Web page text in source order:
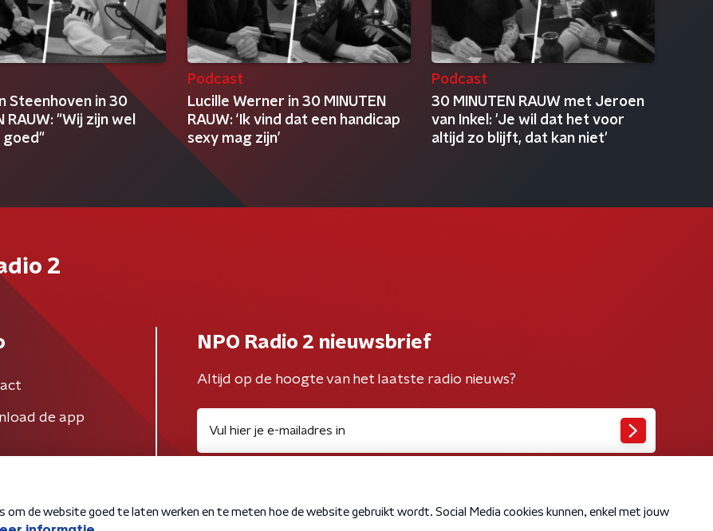
Steenhoven in 30
RAUW: "Wij zijn wel
goed"
Podcast
Lucille Werner in 30 MINUTEN
RAUW: ‘Ik vind dat een handicap
sexy mag zijn’
Podcast
30 MINUTEN RAUW met Jeroen
van Inkel: 'Je wil dat het voor
altijd zo blijft, dat kan niet'
2
de app
NPO Radio 2 nieuwsbrief
Altijd op de hoogte van het laatste radio nieuws?